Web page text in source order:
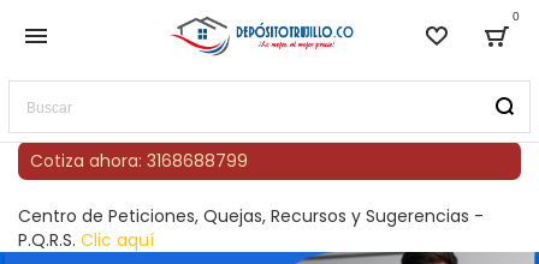
Lista de
0
Buscar
Cotiza ahora: 3168688799
Centro de Peticiones, Quejas, Recursos y Sugerencias -
P.Q.R.S. Clic aquí